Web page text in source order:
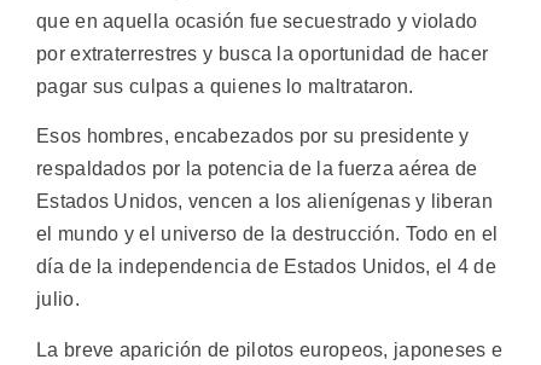
que en aquella ocasión fue secuestrado y violado
por extraterrestres y busca la oportunidad de hacer
pagar sus culpas a quienes lo maltrataron.
Esos hombres, encabezados por su presidente y
respaldados por la potencia de la fuerza aérea de
Estados Unidos, vencen a los alienígenas y liberan
el mundo y el universo de la destrucción. Todo en el
día de la independencia de Estados Unidos, el 4 de
julio.
La breve aparición de pilotos europeos, japoneses e